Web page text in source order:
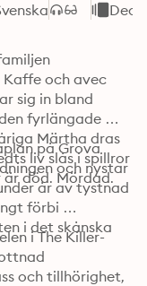
och avec
sig in bland
fyrlängade
Märtha dras
liv slås i spillror
död. Mördad.
på Grova
och nystar
år av tystnad
förbi
i det skånska
i The Killer-
och tillhörighet,